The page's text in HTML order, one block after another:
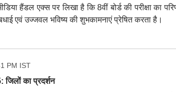
हैंडल एक्स पर लिखा है कि 8वीं बोर्ड की परीक्षा का
एवं उज्जवल भविष्य की शुभकामनाएं प्रेषित करता है।
PM IST
का प्रदर्शन